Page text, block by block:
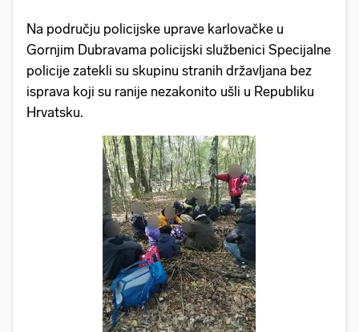
Na području policijske uprave karlovačke u
Gornjim Dubravama policijski službenici Specijalne
policije zatekli su skupinu stranih državljana bez
isprava koji su ranije nezakonito ušli u Republiku
Hrvatsku.